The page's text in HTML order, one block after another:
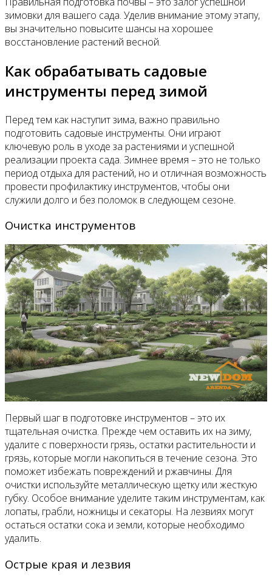
зимовки для вашего сада. Уделив внимание этому этапу,
вы значительно повысите шансы на хорошее
восстановление растений весной.
Как обрабатывать садовые
инструменты перед зимой
Перед тем как наступит зима, важно правильно
подготовить садовые инструменты. Они играют
ключевую роль в уходе за растениями и успешной
реализации проекта сада. Зимнее время – это не только
период отдыха для растений, но и отличная возможность
провести профилактику инструментов, чтобы они
служили долго и без поломок в следующем сезоне.
Очистка инструментов
Первый шаг в подготовке инструментов – это их
тщательная очистка. Прежде чем оставить их на зиму,
удалите с поверхности грязь, остатки растительности и
грязь, которые могли накопиться в течение сезона. Это
поможет избежать повреждений и ржавчины. Для
очистки используйте металлическую щетку или жесткую
губку. Особое внимание уделите таким инструментам, как
лопаты, грабли, ножницы и секаторы. На лезвиях могут
остаться остатки сока и земли, которые необходимо
удалить.
Острые края и лезвия